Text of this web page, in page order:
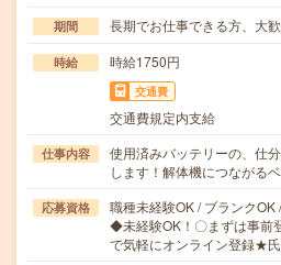
期間 長期でお仕事できる方、大歓
時給 時給1750円
交通費
交通費規定内支給
仕事内容
使用済みバッテリーの、仕
します！解体機につながる
応募資格
職種未経験OK / ブランクOK
◆未経験OK！〇まずは事前
で気軽にオンライン登録★